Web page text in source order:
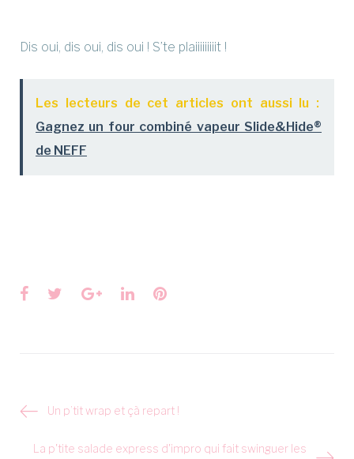
Dis oui, dis oui, dis oui ! S’te plaiiiiiiiiit !
Les lecteurs de cet articles ont aussi lu :
Gagnez un four combiné vapeur Slide&Hide®
de NEFF
Facebook
TwitterGoogle+
LinkedInPinterest
Navigation
de
Un p’tit wrap et çà repart !
La p'tite salade express d'impro qui fait swinguer les